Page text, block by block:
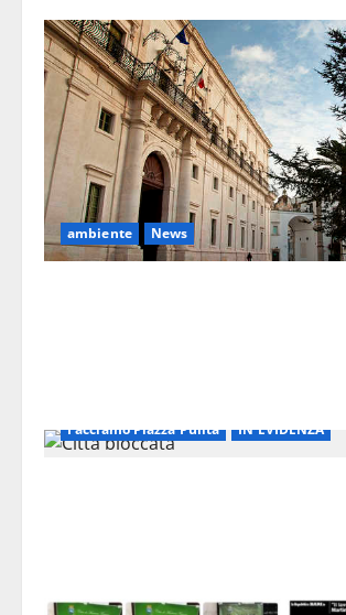
ambiente News
Facciamo Piazza Pulita IN EVIDENZA